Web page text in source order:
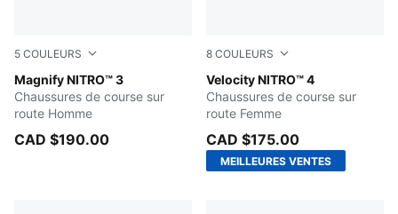
5 COULEURS
Magnify NITRO™ 3
Baltic Sea Blue-PUMA Black
Chaussures de course sur
route Homme
CAD $190.00
8 COULEURS
Velocity NITRO™ 4
PUMA White-Apple Spritz
Chaussures de course sur
route Femme
CAD $175.00
MEILLEURES VENTES